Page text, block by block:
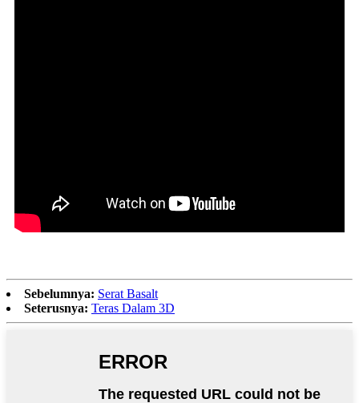
Sebelumnya: Serat Basalt
Seterusnya: Teras Dalam 3D